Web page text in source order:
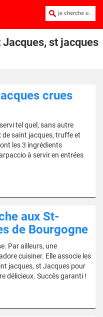
je cherche une recette :
st jacques
crues
tel quel, sans autre
saint jacques, truffe et
les 3 ingrédients
à servir en entrées
aux St-
de Bourgogne
Par ailleurs, une
cuisiner. Elle associe les
jacques, st Jacques pour
délicieux. Succès garanti !